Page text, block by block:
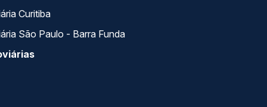
Curitiba
São Paulo - Barra Funda